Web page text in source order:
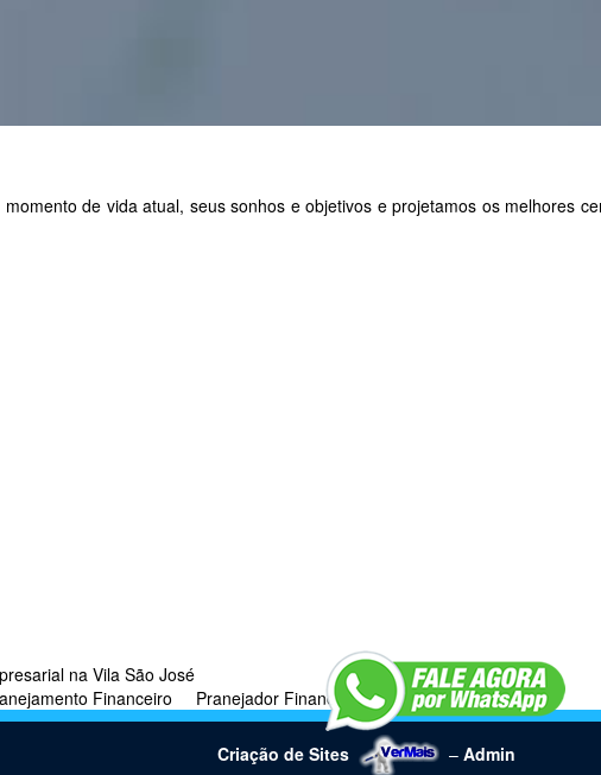
de vida atual, seus sonhos e objetivos e projetamos os melhores
na Vila São José
Financeiro Pranejador Financeiro Paulista
Criação de Sites – Admin